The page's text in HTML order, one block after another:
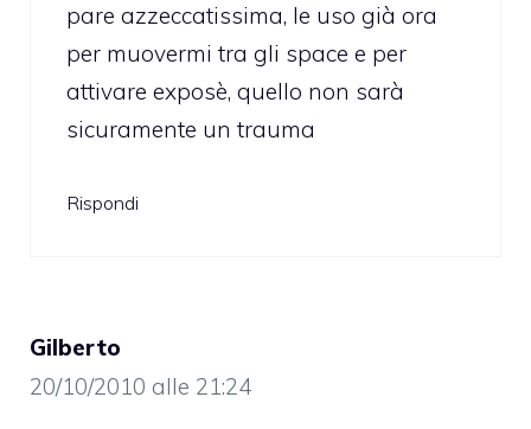
pare azzeccatissima, le uso già ora
per muovermi tra gli space e per
attivare exposè, quello non sarà
sicuramente un trauma
Rispondi
Gilberto
20/10/2010 alle 21:24